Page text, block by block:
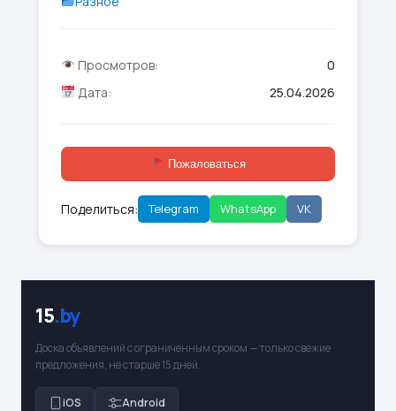
Просмотров:
0
Дата:
25.04.2026
Пожаловаться
Поделиться: Telegram WhatsApp VK
15.by
Доска объявлений с ограниченным сроком — только свежие
предложения, не старше 15 дней.
iOS Android